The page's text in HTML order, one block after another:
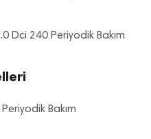
Dci 240 Periyodik Bakım
Bakım